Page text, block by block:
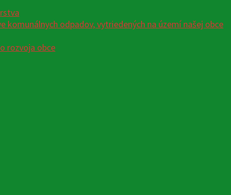
komunálnych odpadov, vytriedených na území našej obce
rozvoja obce